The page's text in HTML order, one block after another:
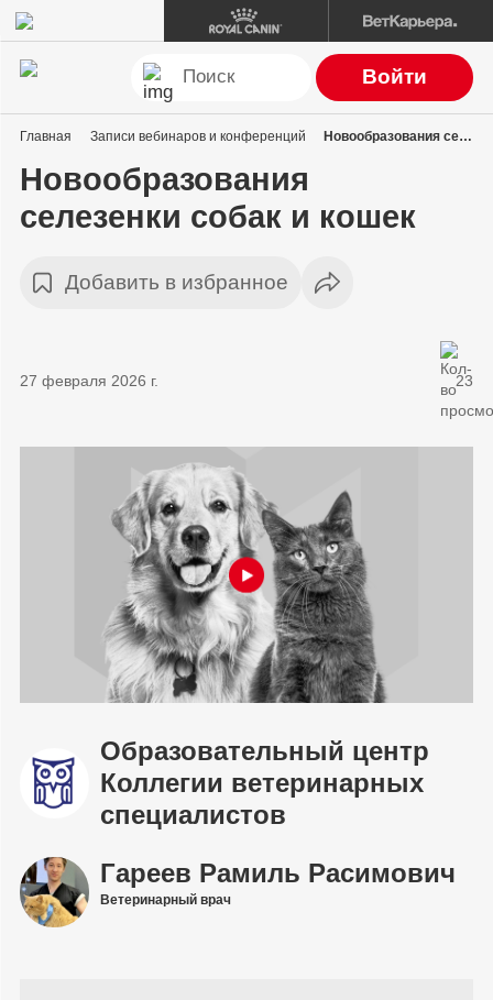
Войти
Главная Записи вебинаров и конференций Новообразования селезенки собак и кошек
Новообразования
селезенки собак и кошек
Добавить в избранное
27 февраля 2026 г. 23
Образовательный центр
Коллегии ветеринарных
специалистов
Гареев Рамиль Расимович
Ветеринарный врач